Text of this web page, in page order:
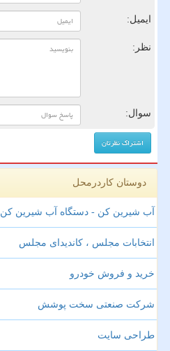
ایمیل:
نظر:
سوال:
دوستان کاردرمحل
آب شیرین کن - دستگاه آب شیرین کن
انتخابات مجلس ، کاندیدای مجلس
خرید و فروش خودرو
شرکت صنعتی سخت پوشش
طراحی سایت